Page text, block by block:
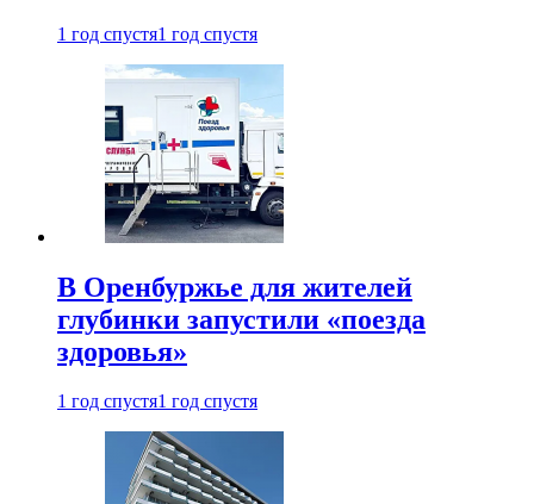
1 год спустя1 год спустя
В Оренбуржье для жителей
глубинки запустили «поезда
здоровья»
1 год спустя1 год спустя